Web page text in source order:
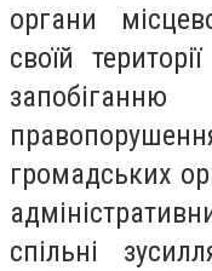
органи
своїй
громадських
спільні